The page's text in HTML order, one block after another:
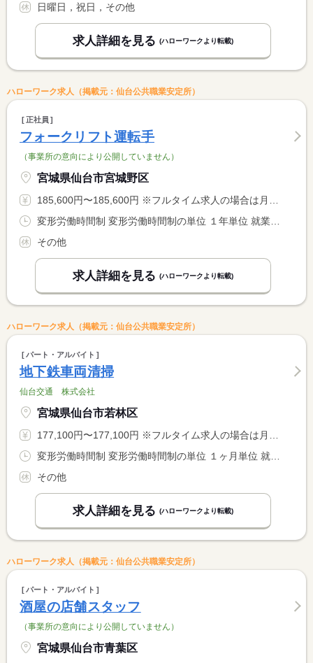
日曜日，祝日，その他
求人詳細を見る (ハローワークより転載)
ハローワーク求人（掲載元：仙台公共職業安定所）
正社員
フォークリフト運転手
（事業所の意向により公開していません）
宮城県仙台市宮城野区
185,600円〜185,600円 ※フルタイム求人の場合は月額（換算額）、パート求人の場合は時間額を表示しています。
その他
求人詳細を見る (ハローワークより転載)
ハローワーク求人（掲載元：仙台公共職業安定所）
パート・アルバイト
地下鉄車両清掃
仙台交通 株式会社
宮城県仙台市若林区
177,100円〜177,100円 ※フルタイム求人の場合は月額（換算額）、パート求人の場合は時間額を表示しています。
その他
求人詳細を見る (ハローワークより転載)
ハローワーク求人（掲載元：仙台公共職業安定所）
パート・アルバイト
酒屋の店舗スタッフ
（事業所の意向により公開していません）
宮城県仙台市青葉区